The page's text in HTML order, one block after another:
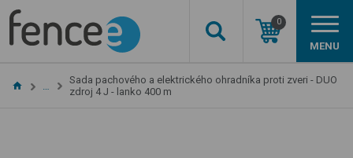
0
MENU
…
Sada pachového a elektrického ohradníka proti zveri - DUO
zdroj 4 J - lanko 400 m